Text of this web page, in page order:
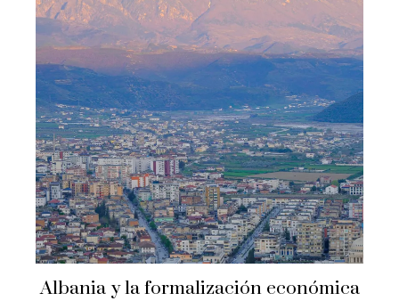
Albania y la formalización económica